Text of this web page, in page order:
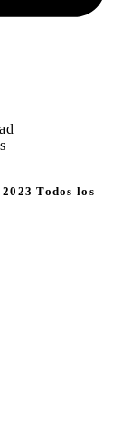
Todos los